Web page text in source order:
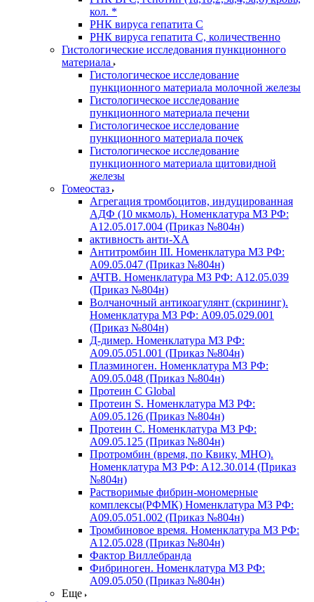
кол. *
РНК вируса гепатита C
РНК вируса гепатита C, количественно
Гистологические исследования пункционного
материала
Гистологическое исследование
пункционного материала молочной железы
Гистологическое исследование
пункционного материала печени
Гистологическое исследование
пункционного материала почек
Гистологическое исследование
пункционного материала щитовидной
железы
Гомеостаз
Агрегация тромбоцитов, индуцированная
АДФ (10 мкмоль). Номенклатура МЗ РФ:
A12.05.017.004 (Приказ №804н)
активность анти-ХА
Антитромбин III. Номенклатура МЗ РФ:
A09.05.047 (Приказ №804н)
АЧТВ. Номенклатура МЗ РФ: A12.05.039
(Приказ №804н)
Волчаночный антикоагулянт (скрининг).
Номенклатура МЗ РФ: A09.05.029.001
(Приказ №804н)
Д-димер. Номенклатура МЗ РФ:
A09.05.051.001 (Приказ №804н)
Плазминоген. Номенклатура МЗ РФ:
A09.05.048 (Приказ №804н)
Протеин C Global
Протеин S. Номенклатура МЗ РФ:
A09.05.126 (Приказ №804н)
Протеин С. Номенклатура МЗ РФ:
A09.05.125 (Приказ №804н)
Протромбин (время, по Квику, МНО).
Номенклатура МЗ РФ: A12.30.014 (Приказ
№804н)
Растворимые фибрин-мономерные
комплексы(РФМК) Номенклатура МЗ РФ:
A09.05.051.002 (Приказ №804н)
Тромбиновое время. Номенклатура МЗ РФ:
A12.05.028 (Приказ №804н)
Фактор Виллебранда
Фибриноген. Номенклатура МЗ РФ:
A09.05.050 (Приказ №804н)
Еще